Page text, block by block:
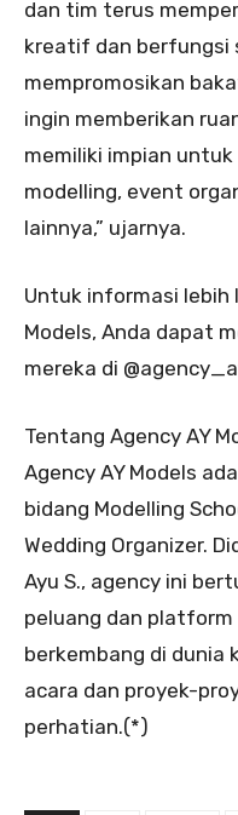
dan tim terus
kreatif dan berfungsi
mempromosikan
ingin memberikan
memiliki impian
modelling, event
lainnya,” ujarnya.
Untuk informasi
Models, Anda dapat
mereka di
Tentang Agency AY
Agency AY Models
bidang Modelling
Wedding Organizer.
Ayu S., agency ini
peluang dan platform
berkembang di dunia
acara dan proyek-
perhatian.(*)